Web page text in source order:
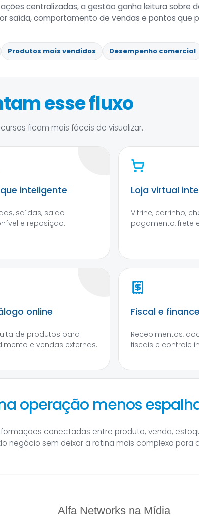
centralizadas, a gestão ganha leitura sobre
saída, comportamento de vendas e pontos que
Produtos mais vendidos Desempenho comercial
esse fluxo
ficam mais fáceis de visualizar.
inteligente
saídas, saldo
e reposição.
Loja virtual
Vitrine, carrinho,
pagamento, frete
online
de produtos para
e vendas externas.
Fiscal e
Recebimentos,
fiscais e controle
operação menos
conectadas entre produto, venda,
negócio sem deixar a rotina mais complexa para
Alfa Networks na Mídia